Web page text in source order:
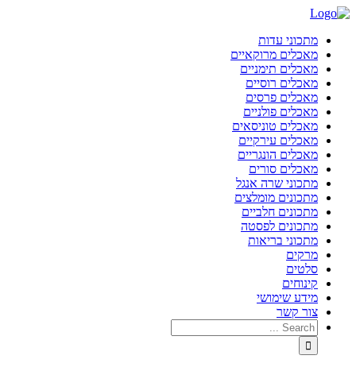
מתכוני עדות
מאכלים מרוקאיים
מאכלים תימניים
מאכלים רוסיים
מאכלים פרסים
מאכלים פולניים
מאכלים טוניסאים
מאכלים עירקיים
מאכלים הונגריים
מאכלים סורים
מתכוני שרה אנגל
מתכונים מומלצים
מתכונים חלביים
מתכונים לפסטה
מתכוני בריאות
מרקים
סלטים
קינוחים
מידע שימושי
צור קשר